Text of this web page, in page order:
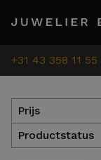
+31 43 358 11 55
Prijs
Productstatus